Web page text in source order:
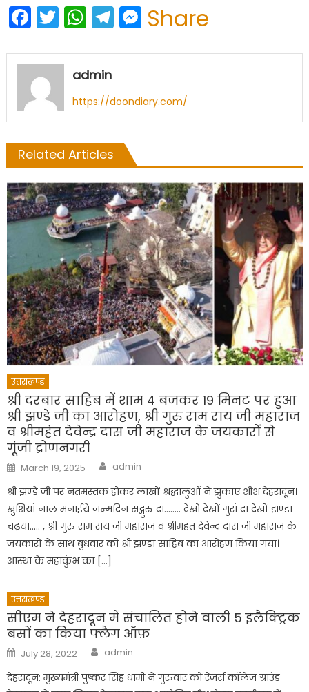
Facebook
Twitter
WhatsApp
Telegram
Messenger
Share
admin
https://doondiary.com/
Related Articles
उत्तराखण्ड
श्री दरबार साहिब में शाम 4 बजकर 19 मिनट पर हुआ
श्री झण्डे जी का आरोहण, श्री गुरु राम राय जी महाराज
व श्रीमहंत देवेन्द्र दास जी महाराज के जयकारों से
गूंजी द्रोणनगरी
Posted
on
March 19, 2025 Author
admin
श्री झण्डे जी पर नतमस्तक होकर लाखों श्रद्धालुओं ने झुकाए शीश देहरादून।
खुशियां नाल मनाईये जन्मदिन सद्गुरु दा…….. देखो देखों गुरां दा देखों झण्डा
चढ़या….. , श्री गुरु राम राय जी महाराज व श्रीमहंत देवेन्द्र दास जी महाराज के
जयकारों के साथ बुधवार को श्री झण्डा साहिब का आरोहण किया गया।
आस्था के महाकुंभ का […]
उत्तराखण्ड
सीएम ने देहरादून में संचालित होने वाली 5 इलैक्ट्रिक
बसों का किया फ्लैग ऑफ़
Posted
on
July 28, 2022 Author
admin
देहरादून: मुख्यमंत्री पुष्कर सिंह धामी ने गुरुवार को रेंजर्स कॉलेज ग्राउंड